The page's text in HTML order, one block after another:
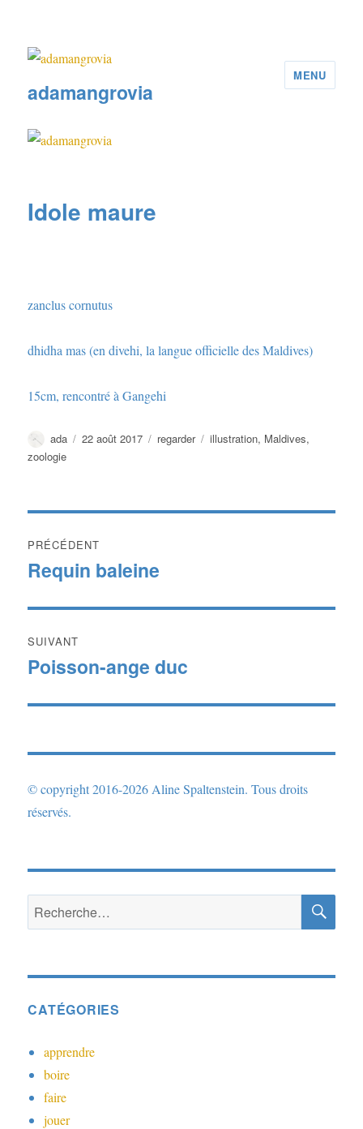
adamangrovia
MENU
Idole maure
zanclus cornutus
dhidha mas (en divehi, la langue officielle des Maldives)
15cm, rencontré à Gangehi
Auteur
ada
Publié
22 août 2017 Catégories
regarder Étiquettes
illustration, Maldives,
zoologie
de
PRÉCÉDENT
Publication
Requin baleine
SUIVANT
Publication
Poisson-ange duc
© copyright 2016-2026 Aline Spaltenstein. Tous droits
réservés.
Recherche
pour :
CATÉGORIES
apprendre
boire
faire
jouer